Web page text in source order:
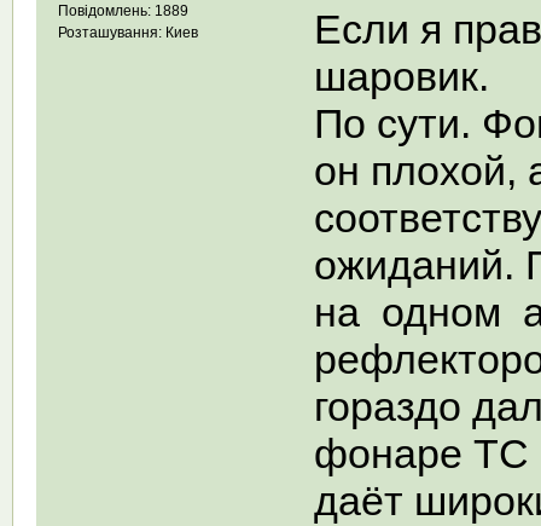
Повідомлень: 1889
Розташування: Киев
Если я
шаровик.
По сути.
он плохой,
ожиданий.
на одном
гораздо
фонаре ТС
даёт